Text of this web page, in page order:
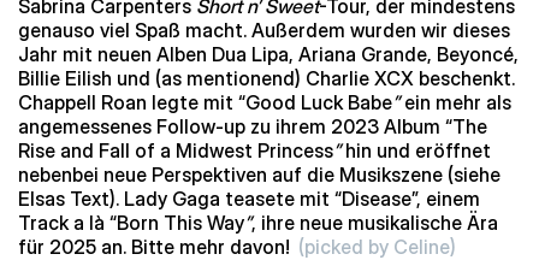
Sabrina Carpenters Short n’ Sweet-Tour, der mindestens
genauso viel Spaß macht. Außerdem wurden wir dieses
Jahr mit neuen Alben Dua Lipa, Ariana Grande, Beyoncé,
Billie Eilish und (as mentionend) Charlie XCX beschenkt.
Chappell Roan legte mit “Good Luck Babe”ein mehr als
angemessenes Follow-up zu ihrem 2023 Album “The
Rise and Fall of a Midwest Princess”hin und eröffnet
nebenbei neue Perspektiven auf die Musikszene (siehe
Elsas Text). Lady Gaga teasete mit “Disease”, einem
Track a là “Born This Way”, ihre neue musikalische Ära
für 2025 an. Bitte mehr davon! (picked by Celine)